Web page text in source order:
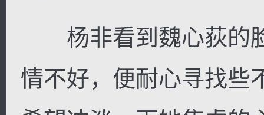
杨非看到魏心荻的
情不好，便耐心寻找些